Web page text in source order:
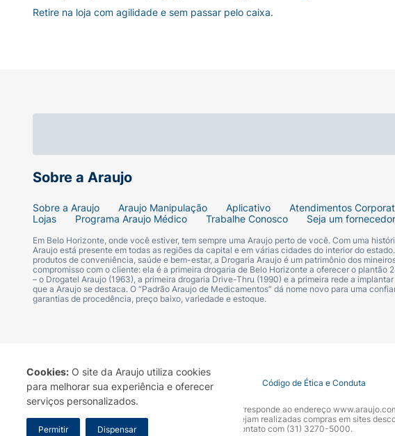
Cookies: O site da Araujo utiliza cookies
para melhorar sua experiência e oferecer
serviços personalizados.
Permitir Dispensar
Sobre a Araujo
Sobre a Araujo Araujo Manipulação Aplicativo Atendimentos
Lojas
Programa Araujo Médico Trabalhe Conosco Seja um fornecedor
Em Belo Horizonte, onde você estiver, tem sempre uma Araujo perto de você. Com uma
Araujo está presente em todas as regiões da capital e em várias cidades do interior do
produtos de conveniência, saúde e bem-estar, a Drogaria Araujo é um patrimônio dos
compromisso com o cliente: ela é a primeira drogaria de Belo Horizonte a oferecer o
– o Drogatel Araujo (1963), a primeira drogaria Drive-Thru (1990) e a primeira rede a
que a Araujo se destaca. O “Padrão Araujo de Medicamentos” dá nome novo para uma
garantias de procedência, preço baixo, variedade e estoque.
Retire na loja com agilidade e sem passar pelo caixa.
Termo de Uso Portal da Privacidade Covid-19 Código de Ética e Conduta
A Drogaria Araujo S/A informa que o seu site oficial corresponde ao endereço
marca. Para sua segurança recomendamos que não sejam realizadas compras em sites
Araujo S.A. Em caso de dúvidas, gentileza entrar em contato com (31) 3270-5000.